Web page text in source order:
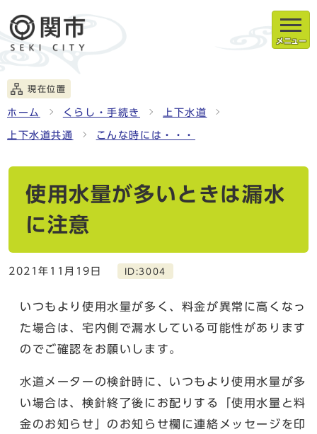
メニュー
現在位置
ホーム くらし・手続き 上下水道
上下水道共通 こんな時には・・・
使用水量が多いときは漏水
に注意
2021年11月19日 ID:3004
いつもより使用水量が多く、料金が異常に高くなっ
た場合は、宅内側で漏水している可能性があります
のでご確認をお願いします。
水道メーターの検針時に、いつもより使用水量が多
い場合は、検針終了後にお配りする「使用水量と料
金のお知らせ」のお知らせ欄に連絡メッセージを印